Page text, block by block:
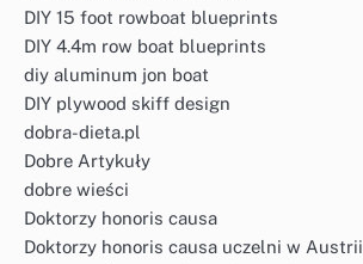
DIY 15 foot rowboat blueprints
DIY 4.4m row boat blueprints
diy aluminum jon boat
DIY plywood skiff design
dobra-dieta.pl
Dobre Artykuły
dobre wieści
Doktorzy honoris causa
Doktorzy honoris causa uczelni w Austrii